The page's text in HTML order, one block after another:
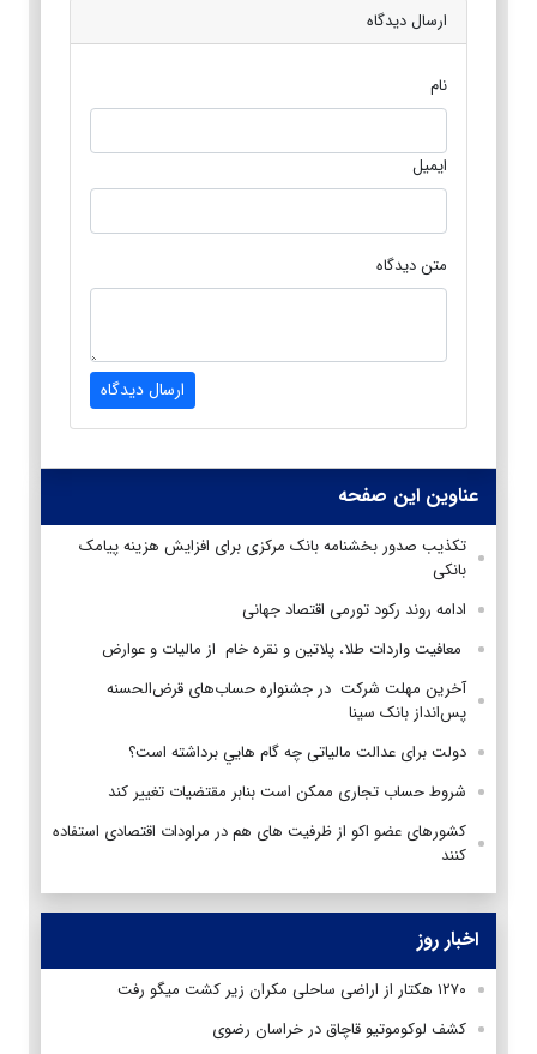
ارسال دیدگاه
نام
ایمیل
متن دیدگاه
ارسال دیدگاه
عناوین این صفحه
تکذیب صدور بخشنامه بانک مرکزی برای افزایش هزینه پیامک
بانکی
ادامه روند رکود تورمی اقتصاد جهانی
معافيت واردات طلا، پلاتین و نقره خام از مالیات و عوارض
آخرین مهلت شرکت در جشنواره حساب‌های قرض‌الحسنه
پس‌انداز بانک سینا
دولت برای عدالت مالیاتی چه گام هايي برداشته است؟
شروط حساب تجاری ممکن است بنابر مقتضیات تغییر کند
کشورهای عضو اکو از ظرفیت های هم در مراودات اقتصادی استفاده
کنند
اخبار روز
۱۲۷۰ هکتار از اراضی ساحلی مکران زیر کشت میگو رفت
کشف لوکوموتیو قاچاق در خراسان رضوی